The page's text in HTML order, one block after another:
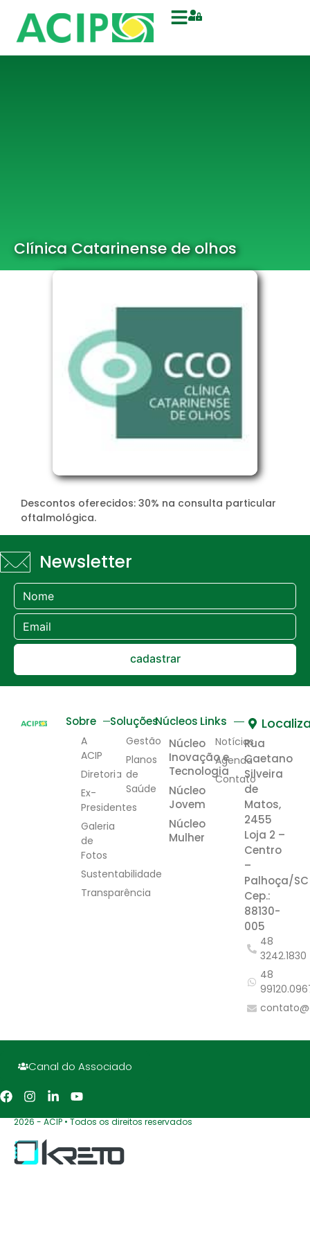
Clínica Catarinense de olhos
Descontos oferecidos: 30% na consulta particular
oftalmológica.
Newsletter
cadastrar
Sobre
A
ACIP
Diretoria
Ex-
Presidentes
Galeria
de
Fotos
Sustentabilidade
Transparência
Soluções
Gestão
Planos
de
Saúde
Núcleos
Núcleo
Inovação e
Tecnologia
Núcleo
Jovem
Núcleo
Mulher
Links
Notícias
Agenda
Contato
Rua
Caetano
Silveira
de
Matos,
2455
Loja 2 –
Centro
–
Palhoça/SC
Cep.:
88130-
005
48
3242.1830
48
Canal do Associado
2026 - ACIP • Todos os direitos reservados